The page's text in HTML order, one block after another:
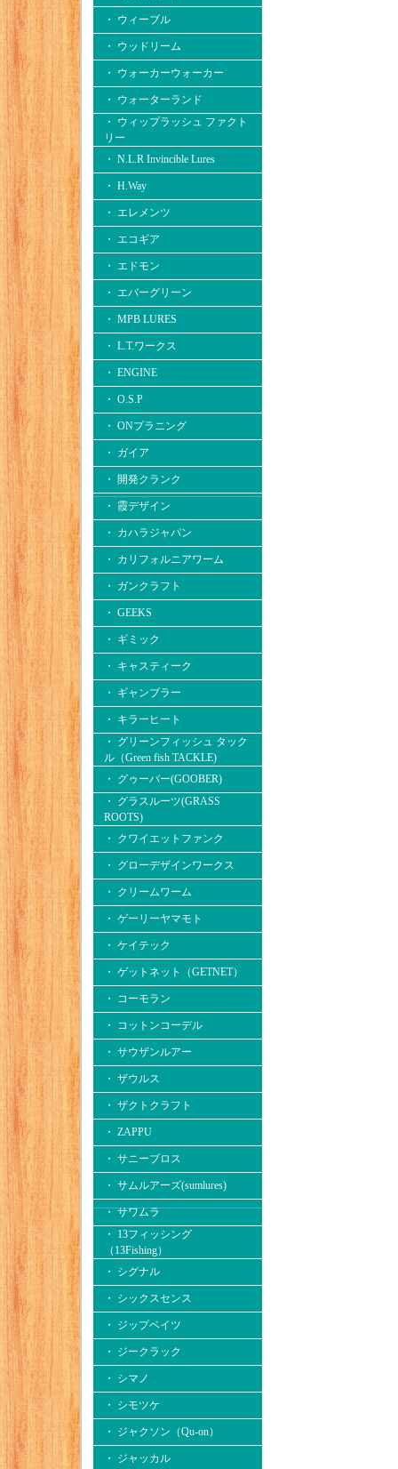
・ ウィーブル
・ ウッドリーム
・ ウォーカーウォーカー
・ ウォーターランド
・ ウィップラッシュ ファクト
リー
・ N.L.R Invincible Lures
・ H.Way
・ エレメンツ
・ エコギア
・ エドモン
・ エバーグリーン
・ MPB LURES
・ L.T.ワークス
・ ENGINE
・ O.S.P
・ ONプラニング
・ ガイア
・ 開発クランク
・ 霞デザイン
・ カハラジャパン
・ カリフォルニアワーム
・ ガンクラフト
・ GEEKS
・ ギミック
・ キャスティーク
・ ギャンブラー
・ キラーヒート
・ グリーンフィッシュ タック
ル（Green fish TACKLE)
・ グゥーバー(GOOBER)
・ グラスルーツ(GRASS
ROOTS)
・ クワイエットファンク
・ グローデザインワークス
・ クリームワーム
・ ゲーリーヤマモト
・ ケイテック
・ ゲットネット（GETNET）
・ コーモラン
・ コットンコーデル
・ サウザンルアー
・ ザウルス
・ ザクトクラフト
・ ZAPPU
・ サニーブロス
・ サムルアーズ(sumlures)
・ サワムラ
・ 13フィッシング
（13Fishing）
・ シグナル
・ シックスセンス
・ ジップベイツ
・ ジークラック
・ シマノ
・ シモツケ
・ ジャクソン（Qu-on）
・ ジャッカル